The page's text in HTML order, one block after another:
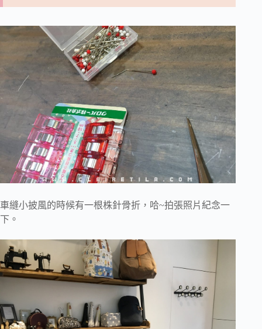
車縫小披風的時候有一根株針骨折，哈~拍張照片紀念一
下。